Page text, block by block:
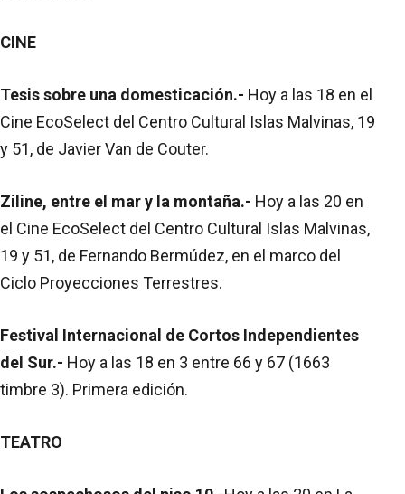
CINE
Tesis sobre una domesticación.- Hoy a las 18 en el
Cine EcoSelect del Centro Cultural Islas Malvinas, 19
y 51, de Javier Van de Couter.
Ziline, entre el mar y la montaña.- Hoy a las 20 en
el Cine EcoSelect del Centro Cultural Islas Malvinas,
19 y 51, de Fernando Bermúdez, en el marco del
Ciclo Proyecciones Terrestres.
Festival Internacional de Cortos Independientes
del Sur.- Hoy a las 18 en 3 entre 66 y 67 (1663
timbre 3). Primera edición.
TEATRO